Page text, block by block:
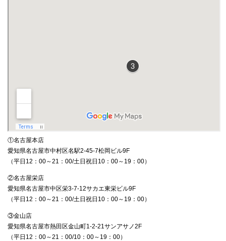
①名古屋本店
愛知県名古屋市中村区名駅2-45-7松岡ビル9F
（平日12：00～21：00/土日祝日10：00～19：00）
②名古屋栄店
愛知県名古屋市中区栄3-7-12サカエ東栄ビル9F
（平日12：00～21：00/土日祝日10：00～19：00）
③金山店
愛知県名古屋市熱田区金山町1-2-21サンアサノ2F
（平日12：00～21：00/10：00～19：00）